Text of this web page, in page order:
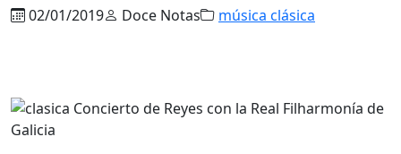
02/01/2019 Doce Notas música clásica